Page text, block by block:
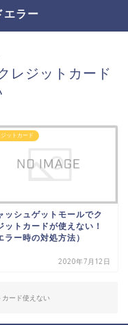
エラー
レジットカード
ジットカード
ッシュゲットモールでク
ットカードが使えない！
ラー時の対処方法）
2020年7月12日
カード使えない